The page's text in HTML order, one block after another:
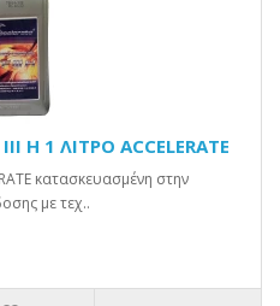
H 1 ΛΙΤΡΟ ACCELERATE
κατασκευασμένη στην
με τεχ..